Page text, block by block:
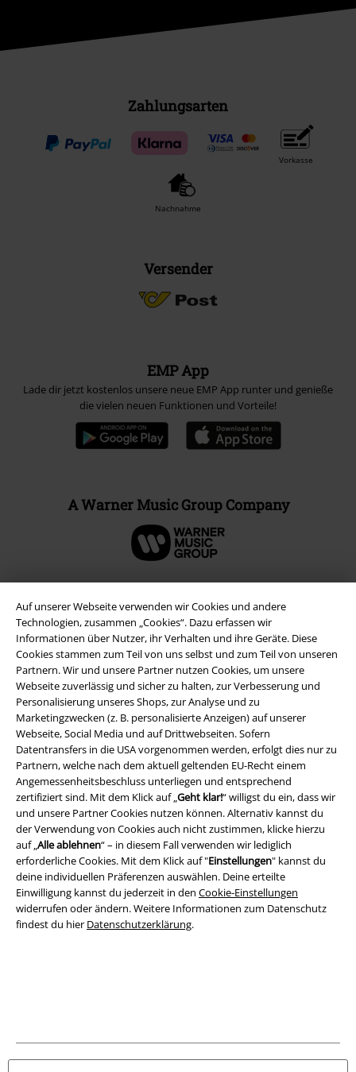
Auf unserer Webseite verwenden wir Cookies und andere
Technologien, zusammen „Cookies“. Dazu erfassen wir
Informationen über Nutzer, ihr Verhalten und ihre Geräte. Diese
Cookies stammen zum Teil von uns selbst und zum Teil von unseren
Partnern. Wir und unsere Partner nutzen Cookies, um unsere
Webseite zuverlässig und sicher zu halten, zur Verbesserung und
Personalisierung unseres Shops, zur Analyse und zu
Marketingzwecken (z. B. personalisierte Anzeigen) auf unserer
Webseite, Social Media und auf Drittwebseiten. Sofern
Datentransfers in die USA vorgenommen werden, erfolgt dies nur zu
Partnern, welche nach dem aktuell geltenden EU-Recht einem
Angemessenheitsbeschluss unterliegen und entsprechend
zertifiziert sind. Mit dem Klick auf „Geht klar!“ willigst du ein, dass wir
und unsere Partner Cookies nutzen können. Alternativ kannst du
der Verwendung von Cookies auch nicht zustimmen, klicke hierzu
auf „Alle ablehnen“ – in diesem Fall verwenden wir lediglich
erforderliche Cookies. Mit dem Klick auf "Einstellungen" kannst du
deine individuellen Präferenzen auswählen. Deine erteilte
Einwilligung kannst du jederzeit in den Cookie-Einstellungen
widerrufen oder ändern. Weitere Informationen zum Datenschutz
findest du hier Datenschutzerklärung.
Zahlungsarten
Vorkasse
Nachnahme
Versender
EMP App
Lade dir jetzt kostenlos unsere neue EMP App runter und genieße
die vielen neuen Funktionen und Vorteile!
A Warner Music Group Company
Rechtliches
AGB
Impressum
Datenschutz
Entsorgung und Umweltschutz
Konformitätserklärung